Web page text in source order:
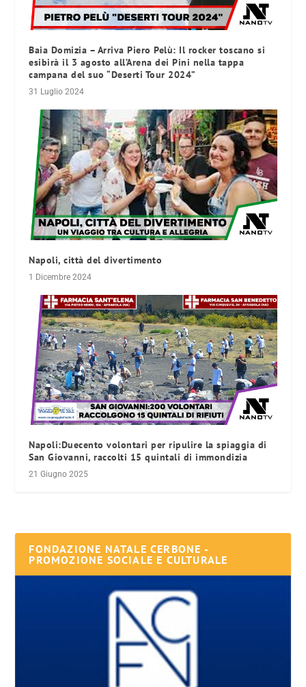
Baia Domizia – Arriva Piero Pelù: Il rocker toscano si
esibirà il 3 agosto all’Arena dei Pini nella tappa
campana del suo “Deserti Tour 2024”
31 Luglio 2024
Napoli, città del divertimento
1 Dicembre 2024
Napoli:Duecento volontari per ripulire la spiaggia di
San Giovanni, raccolti 15 quintali di immondizia
21 Giugno 2025
FONDAZIONE NATALE CERBONE -
PROMOZIONE SOCIALE E CULTURALE